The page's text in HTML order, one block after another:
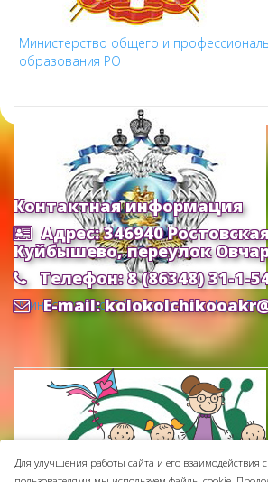
Министерство общего и
образования РО
Министерство Образования и Науки РФ
Контактная информация
Адрес: 346940
Куйбышево, переулок
Телефон: 8 (86348) 31-1-
E-mail:
Для улучшения работы сайта и его взаимодействия с